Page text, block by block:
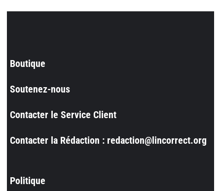
Boutique
Soutenez-nous
Contacter le Service Client
Contacter la Rédaction : redaction@lincorrect.org
Politique